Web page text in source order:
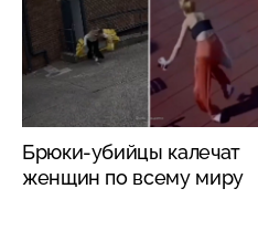
Брюки-убийцы калечат
женщин по всему миру